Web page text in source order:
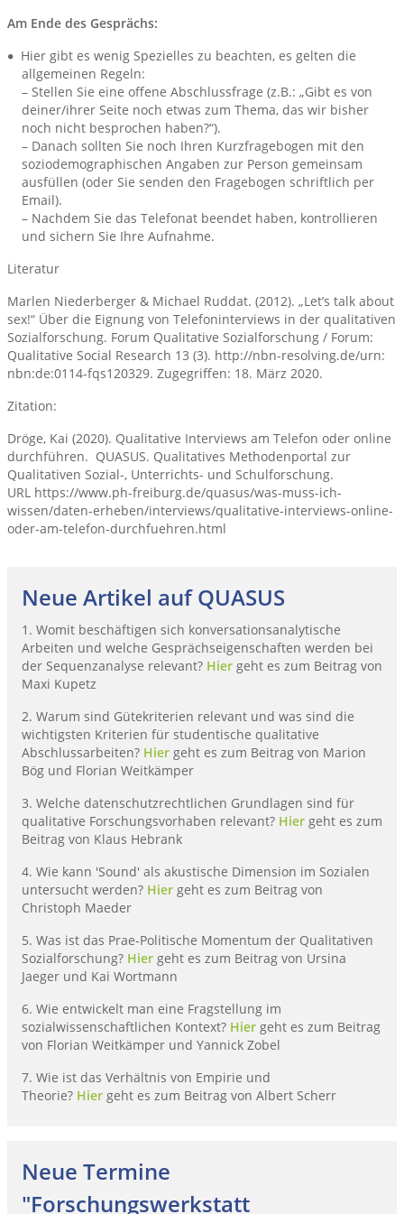
Am Ende des Gesprächs:
Hier gibt es wenig Spezielles zu beachten, es gelten die
allgemeinen Regeln:
– Stellen Sie eine offene Abschlussfrage (z.B.: „Gibt es von
deiner/ihrer Seite noch etwas zum Thema, das wir bisher
noch nicht besprochen haben?“).
– Danach sollten Sie noch Ihren Kurzfragebogen mit den
soziodemographischen Angaben zur Person gemeinsam
ausfüllen (oder Sie senden den Fragebogen schriftlich per
Email).
– Nachdem Sie das Telefonat beendet haben, kontrollieren
und sichern Sie Ihre Aufnahme.
Literatur
Marlen Niederberger & Michael Ruddat. (2012). „Let’s talk about
sex!“ Über die Eignung von Telefoninterviews in der qualitativen
Sozialforschung. Forum Qualitative Sozialforschung / Forum:
Qualitative Social Research 13 (3). http://​nbn-resolving.de​/​urn:​
nbn:​de:​0114-​fqs120329. Zugegriffen: 18. März 2020.
Zitation:
Dröge, Kai (2020). Qualitative Interviews am Telefon oder online
durchführen. QUASUS. Qualitatives Methodenportal zur
Qualitativen Sozial-, Unterrichts- und Schulforschung.
URL https://www.ph-freiburg.de/quasus/was-muss-ich-
wissen/daten-erheben/interviews/qualitative-interviews-online-
oder-am-telefon-durchfuehren.html
Neue Artikel auf QUASUS
1. Womit beschäftigen sich konversationsanalytische
Arbeiten und welche Gesprächseigenschaften werden bei
der Sequenzanalyse relevant? Hier geht es zum Beitrag von
Maxi Kupetz
2. Warum sind Gütekriterien relevant und was sind die
wichtigsten Kriterien für studentische qualitative
Abschlussarbeiten? Hier geht es zum Beitrag von Marion
Bög und Florian Weitkämper
3. Welche datenschutzrechtlichen Grundlagen sind für
qualitative Forschungsvorhaben relevant? Hier geht es zum
Beitrag von Klaus Hebrank
4. Wie kann 'Sound' als akustische Dimension im Sozialen
untersucht werden? Hier geht es zum Beitrag von
Christoph Maeder
5. Was ist das Prae-Politische Momentum der Qualitativen
Sozialforschung? Hier geht es zum Beitrag von Ursina
Jaeger und Kai Wortmann
6. Wie entwickelt man eine Fragstellung im
sozialwissenschaftlichen Kontext? Hier geht es zum Beitrag
von Florian Weitkämper und Yannick Zobel
7. Wie ist das Verhältnis von Empirie und
Theorie? Hier geht es zum Beitrag von Albert Scherr
Neue Termine
"Forschungswerkstatt